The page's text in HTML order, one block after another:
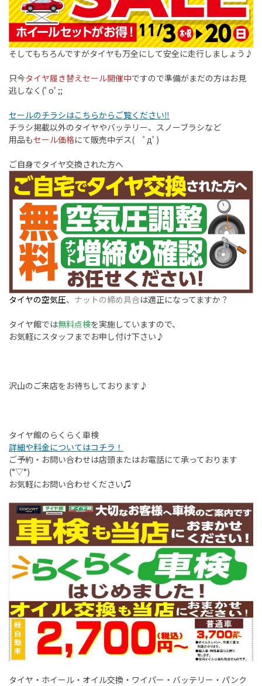
そしてもちろんですがタイヤも万全にして安全に走行しましょう♪
只今タイヤ履き替えセール開催中ですので準備がまだの方はお見
逃しなく(ﾟoﾟ;;
セールのチラシはこちらからご覧ください‼︎
チラシ掲載以外のタイヤやバッテリー、スノーブラシなど
用品もセール価格にて販売中デス( ﾟдﾟ)
ご自身でタイヤ交換された方へ
タイヤの空気圧、 ナットの締め具合は適正になってますか？
タイヤ館では無料点検を実施していますので、
お気軽にスタッフまでお申し付け下さい♪
沢山のご来店をお待ちしております♪
タイヤ館のらくらく車検
詳細や料金についてはコチラ！
ご予約・お問い合わせは店頭またはお電話にて承っております
(°▽°)
お気軽にお問い合わせください♫
タイヤ・ホイール・オイル交換・ワイパー・バッテリー・パンク